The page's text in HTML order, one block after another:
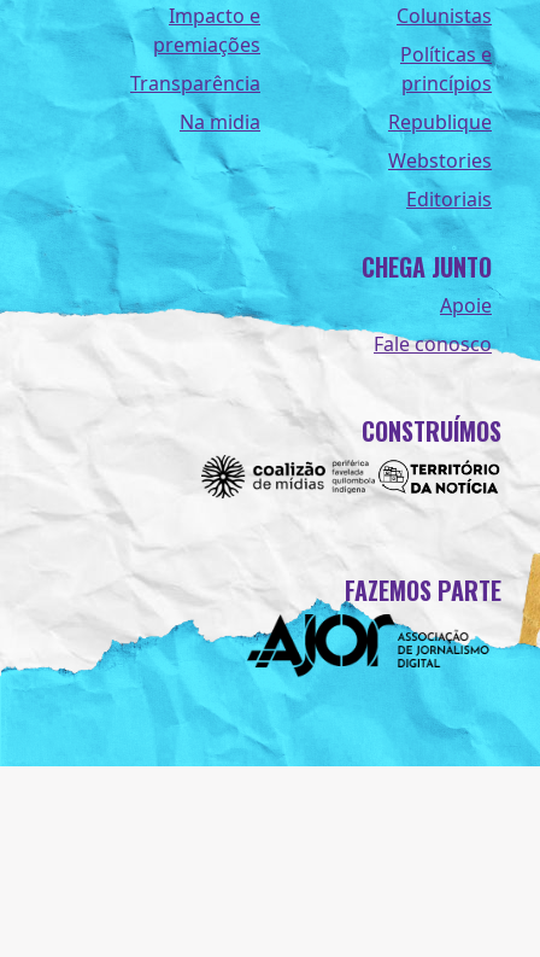
Impacto e
premiações
Transparência
Na midia
Colunistas
Políticas e
princípios
Republique
Webstories
Editoriais
CHEGA JUNTO
Apoie
Fale conosco
CONSTRUÍMOS
FAZEMOS PARTE